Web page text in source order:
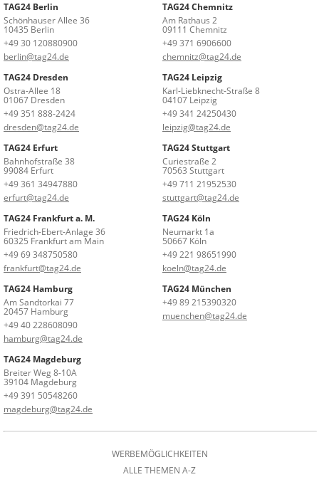
TAG24 Berlin
Schönhauser Allee 36
10435 Berlin
+49 30 120880900
berlin@tag24.de
TAG24 Chemnitz
Am Rathaus 2
09111 Chemnitz
+49 371 6906600
chemnitz@tag24.de
TAG24 Dresden
Ostra-Allee 18
01067 Dresden
+49 351 888-2424
dresden@tag24.de
TAG24 Leipzig
Karl-Liebknecht-Straße 8
04107 Leipzig
+49 341 24250430
leipzig@tag24.de
TAG24 Erfurt
Bahnhofstraße 38
99084 Erfurt
+49 361 34947880
erfurt@tag24.de
TAG24 Stuttgart
Curiestraße 2
70563 Stuttgart
+49 711 21952530
stuttgart@tag24.de
TAG24 Frankfurt a. M.
Friedrich-Ebert-Anlage 36
60325 Frankfurt am Main
+49 69 348750580
frankfurt@tag24.de
TAG24 Köln
Neumarkt 1a
50667 Köln
+49 221 98651990
koeln@tag24.de
TAG24 Hamburg
Am Sandtorkai 77
20457 Hamburg
+49 40 228608090
hamburg@tag24.de
TAG24 München
+49 89 215390320
muenchen@tag24.de
TAG24 Magdeburg
Breiter Weg 8-10A
39104 Magdeburg
+49 391 50548260
magdeburg@tag24.de
WERBEMÖGLICHKEITEN
ALLE THEMEN A-Z